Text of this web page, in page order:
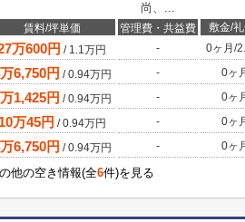
尚、...
賃料/坪単価 管理費・共益費 敷金/
万600円 / 1.1万円 - 0ヶ月 /
万6,750円 /0.94万円 - 0ヶ
万1,425円 /0.94万円 - 0ヶ
10万45円 /0.94万円 - 0ヶ
万6,750円 /0.94万円 - 0ヶ
他の空き情報(全6件)を見る